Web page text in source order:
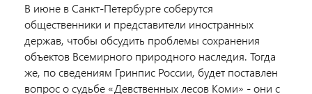
В июне в Санкт-Петербурге соберутся
общественники и представители иностранных
держав, чтобы обсудить проблемы сохранения
объектов Всемирного природного наследия. Тогда
же, по сведениям Гринпис России, будет поставлен
вопрос о судьбе «Девственных лесов Коми» - они с